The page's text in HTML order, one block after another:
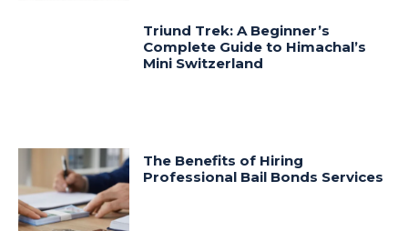
Triund Trek: A Beginner’s
Complete Guide to Himachal’s
Mini Switzerland
The Benefits of Hiring
Professional Bail Bonds Services